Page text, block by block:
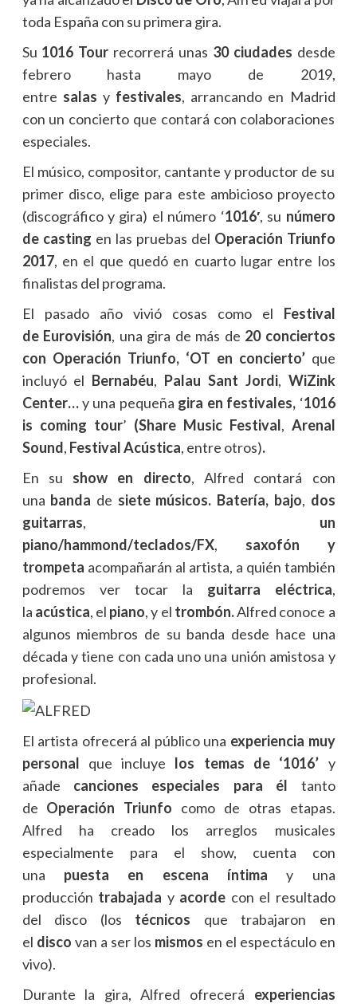
toda España con su primera gira.
Su 1016 Tour recorrerá unas 30 ciudades desde
febrero hasta mayo de 2019,
entre salas y festivales, arrancando en Madrid
con un concierto que contará con colaboraciones
especiales.
El músico, compositor, cantante y productor de su
primer disco, elige para este ambicioso proyecto
(discográfico y gira) el número ‘1016′, su número
de casting en las pruebas del Operación Triunfo
2017, en el que quedó en cuarto lugar entre los
finalistas del programa.
El pasado año vivió cosas como el Festival
de Eurovisión, una gira de más de 20 conciertos
con Operación Triunfo, ‘OT en concierto’ que
incluyó el Bernabéu, Palau Sant Jordi, WiZink
Center…y una pequeña gira en festivales, ‘1016
is coming tour’ (Share Music Festival, Arenal
Sound, Festival Acústica, entre otros).
En su show en directo, Alfred contará con
una banda de siete músicos. Batería, bajo, dos
guitarras, un
piano/hammond/teclados/FX, saxofón y
trompeta acompañarán al artista, a quién también
podremos ver tocar la guitarra eléctrica,
la acústica, el piano, y el trombón.Alfred conoce a
algunos miembros de su banda desde hace una
década y tiene con cada uno una unión amistosa y
profesional.
El artista ofrecerá al público una experiencia muy
personal que incluye los temas de ‘1016’ y
añade canciones especiales para él tanto
de Operación Triunfo como de otras etapas.
Alfred ha creado los arreglos musicales
especialmente para el show, cuenta con
una puesta en escena íntimay una
producción trabajada y acorde con el resultado
del disco (los técnicos que trabajaron en
el disco van a ser los mismos en el espectáculo en
vivo).
Durante la gira, Alfred ofrecerá experiencias